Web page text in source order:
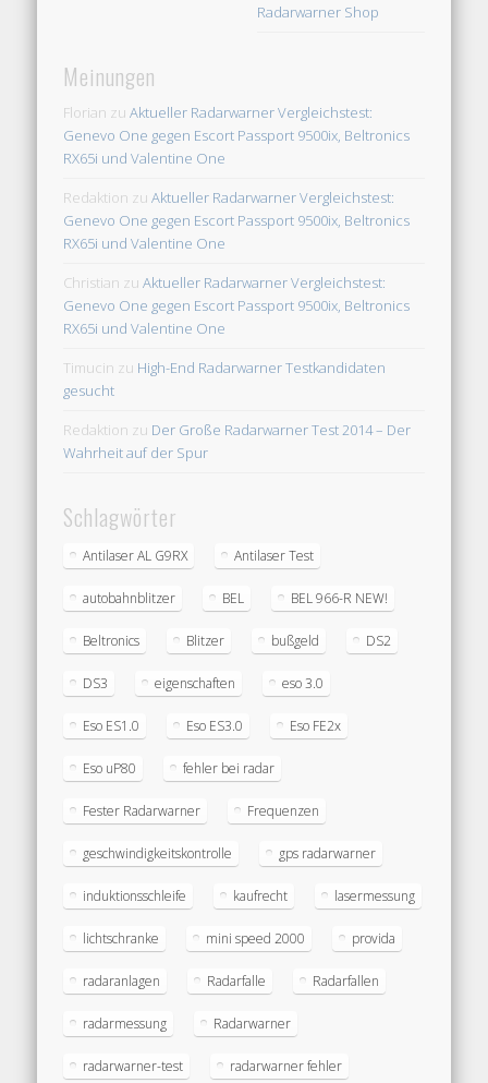
Radarwarner Shop
Meinungen
Florian zuAktueller Radarwarner Vergleichstest:
Genevo One gegen Escort Passport 9500ix, Beltronics
RX65i und Valentine One
Redaktion zuAktueller Radarwarner Vergleichstest:
Genevo One gegen Escort Passport 9500ix, Beltronics
RX65i und Valentine One
Christian zuAktueller Radarwarner Vergleichstest:
Genevo One gegen Escort Passport 9500ix, Beltronics
RX65i und Valentine One
Timucin zu High-End Radarwarner Testkandidaten
gesucht
Redaktion zu Der Große Radarwarner Test 2014 – Der
Wahrheit auf der Spur
Schlagwörter
Antilaser AL G9RX Antilaser Test
autobahnblitzer BEL BEL 966-R NEW!
Beltronics Blitzer bußgeld DS2
DS3 eigenschaften eso 3.0
Eso ES1.0 Eso ES3.0 Eso FE2x
Eso uP80 fehler bei radar
Fester Radarwarner Frequenzen
geschwindigkeitskontrolle gps radarwarner
induktionsschleife kaufrecht lasermessung
lichtschranke mini speed 2000 provida
radaranlagen Radarfalle Radarfallen
radarmessung Radarwarner
radarwarner-test radarwarner fehler